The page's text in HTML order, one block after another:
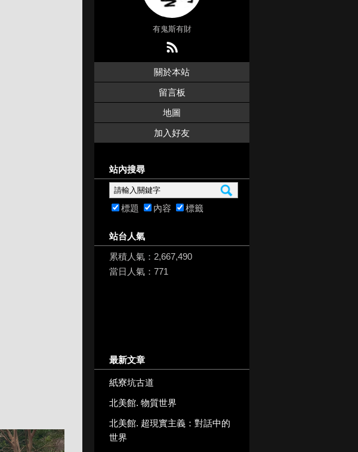
有鬼斯有財
關於本站
留言板
地圖
加入好友
站內搜尋
標題 內容 標籤
站台人氣
累積人氣： 2,667,490
當日人氣： 771
最新文章
紙寮坑古道
北美館. 物質世界
北美館. 超現實主義：對話中的
世界